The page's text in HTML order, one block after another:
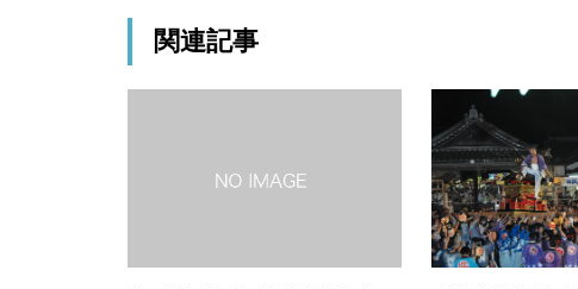
関連記事